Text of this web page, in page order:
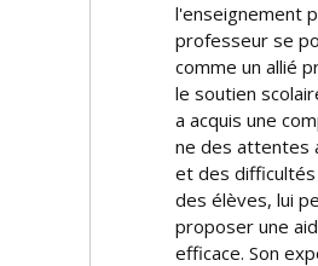
l'enseignement
professeur se
comme un allié
le soutien
a acquis une
fine des attentes
et des
des élèves, lui
proposer une
efficace. Son